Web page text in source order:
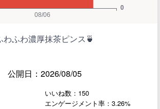
わふわ濃厚抹茶ピンス🍵
公開日：2026/08/05
いいね数：150
エンゲージメント率：3.26%